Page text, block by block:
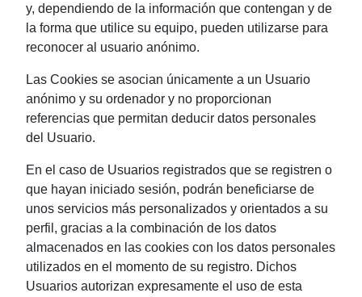
y, dependiendo de la información que contengan y de
la forma que utilice su equipo, pueden utilizarse para
reconocer al usuario anónimo.
Las Cookies se asocian únicamente a un Usuario
anónimo y su ordenador y no proporcionan
referencias que permitan deducir datos personales
del Usuario.
En el caso de Usuarios registrados que se registren o
que hayan iniciado sesión, podrán beneficiarse de
unos servicios más personalizados y orientados a su
perfil, gracias a la combinación de los datos
almacenados en las cookies con los datos personales
utilizados en el momento de su registro. Dichos
Usuarios autorizan expresamente el uso de esta